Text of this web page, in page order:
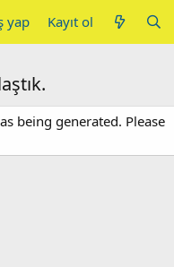
yap Kayıt ol
being generated. Please